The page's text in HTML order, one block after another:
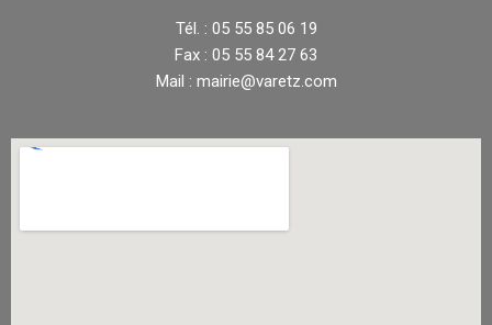
Tél. : 05 55 85 06 19
Fax : 05 55 84 27 63
Mail : mairie@varetz.com